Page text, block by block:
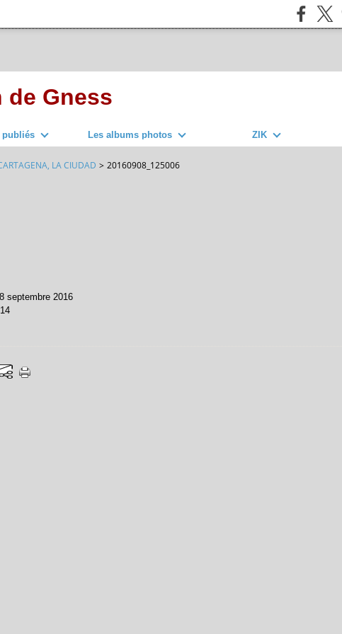
de Gness
publiés Les albums photos ZIK
LA CIUDAD > 20160908_125006
septembre 2016